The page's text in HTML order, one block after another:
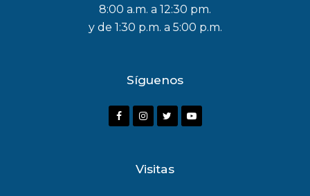
8:00 a.m. a 12:30 pm.
y de 1:30 p.m. a 5:00 p.m.
Síguenos
F
I
Y
Visitas